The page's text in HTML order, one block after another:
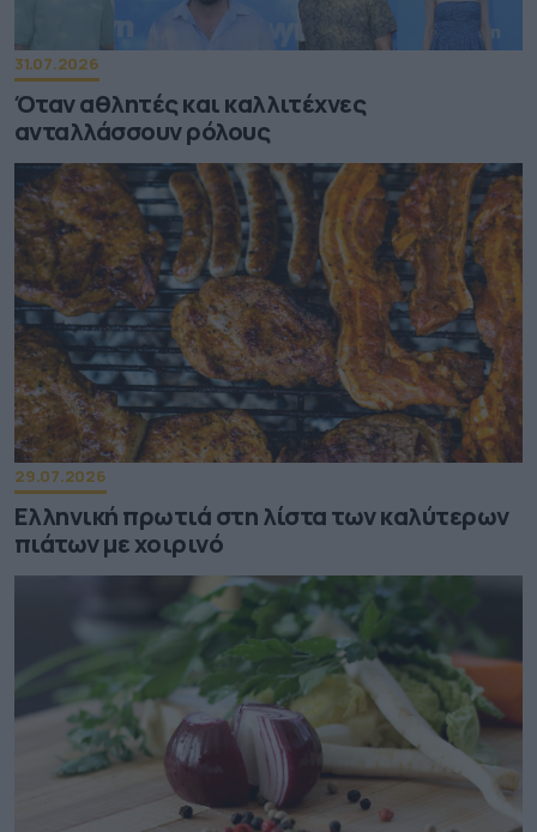
31.07.2026
Όταν αθλητές και καλλιτέχνες
ανταλλάσσουν ρόλους
29.07.2026
Ελληνική πρωτιά στη λίστα των καλύτερων
πιάτων με χοιρινό